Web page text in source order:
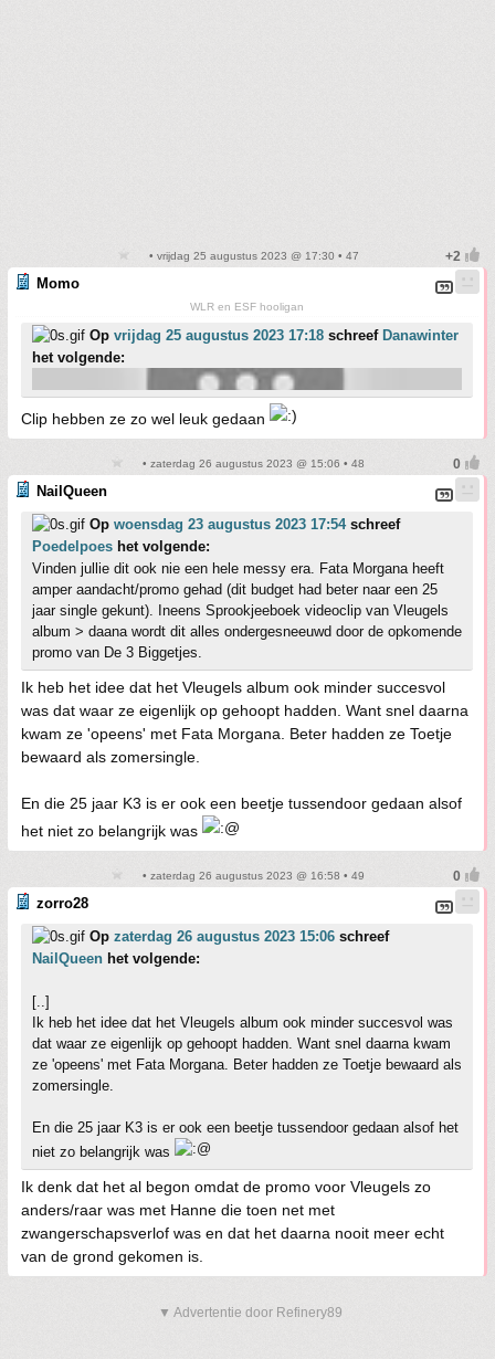
• vrijdag 25 augustus 2023 @ 17:30 • 47
Momo
WLR en ESF hooligan
Op vrijdag 25 augustus 2023 17:18 schreef Danawinter
het volgende:
Clip hebben ze zo wel leuk gedaan
• zaterdag 26 augustus 2023 @ 15:06 • 48
NailQueen
Op woensdag 23 augustus 2023 17:54schreef
Poedelpoes het volgende:
Vinden jullie dit ook nie een hele messy era. Fata Morgana heeft
amper aandacht/promo gehad (dit budget had beter naar een 25
jaar single gekunt). Ineens Sprookjeeboek videoclip van Vleugels
album > daana wordt dit alles ondergesneeuwd door de opkomende
promo van De 3 Biggetjes.
Ik heb het idee dat het Vleugels album ook minder succesvol
was dat waar ze eigenlijk op gehoopt hadden. Want snel daarna
kwam ze 'opeens' met Fata Morgana. Beter hadden ze Toetje
bewaard als zomersingle.
En die 25 jaar K3 is er ook een beetje tussendoor gedaan alsof
het niet zo belangrijk was
• zaterdag 26 augustus 2023 @ 16:58 • 49
zorro28
Op zaterdag 26 augustus 2023 15:06 schreef
NailQueen het volgende:
[..]
Ik heb het idee dat het Vleugels album ook minder succesvol was
dat waar ze eigenlijk op gehoopt hadden. Want snel daarna kwam
ze 'opeens' met Fata Morgana. Beter hadden ze Toetje bewaard als
zomersingle.
En die 25 jaar K3 is er ook een beetje tussendoor gedaan alsof het
niet zo belangrijk was
Ik denk dat het al begon omdat de promo voor Vleugels zo
anders/raar was met Hanne die toen net met
zwangerschapsverlof was en dat het daarna nooit meer echt
van de grond gekomen is.
▼ Advertentie door Refinery89